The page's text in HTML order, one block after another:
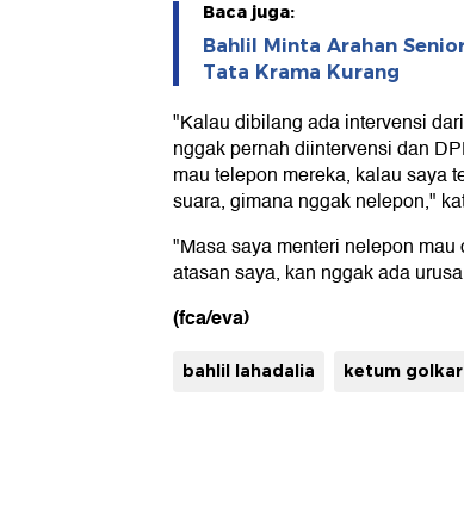
Baca juga:
Bahlil Minta Arahan
Tata Krama Kurang
"Kalau dibilang ada intervensi
nggak pernah diintervensi dan
mau telepon mereka, kalau saya
suara, gimana nggak nelepon,"
"Masa saya menteri nelepon
atasan saya, kan nggak ada
(fca/eva)
bahlil lahadalia ketum